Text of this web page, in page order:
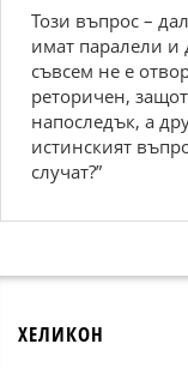
Този въпрос –
имат паралели и
съвсем не е
реторичен,
напоследък, а
истинският
случат?”
ХЕЛИКОН